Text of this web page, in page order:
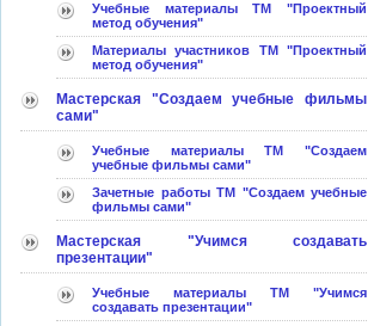
Учебные материалы ТМ "Проектный
метод обучения"
Материалы участников ТМ "Проектный
метод обучения"
Мастерская "Создаем учебные фильмы
сами"
Учебные материалы ТМ "Создаем
учебные фильмы сами"
Зачетные работы ТМ "Создаем учебные
фильмы сами"
Мастерская "Учимся создавать
презентации"
Учебные материалы ТМ "Учимся
создавать презентации"